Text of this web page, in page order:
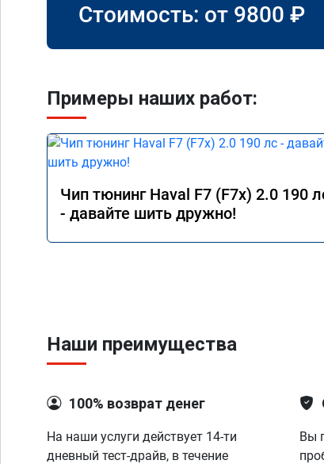
Стоимость: от 9800 ₽
Примеры наших работ:
Чип тюнинг Haval F7 (F7x) 2.0 190
- давайте шить дружно!
Наши преимущества
100% возврат денег
На наши услуги действует 14-ти
дневный тест-драйв, в течение
Вы